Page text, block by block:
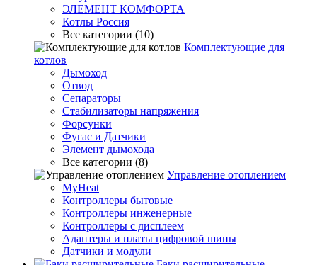
ЭЛЕМЕНТ КОМФОРТА
Котлы Россия
Все категории (10)
Комплектующие для
котлов
Дымоход
Отвод
Сепараторы
Стабилизаторы напряжения
Форсунки
Фугас и Датчики
Элемент дымохода
Все категории (8)
Управление отоплением
MyHeat
Контроллеры бытовые
Контроллеры инженерные
Контроллеры с дисплеем
Адаптеры и платы цифровой шины
Датчики и модули